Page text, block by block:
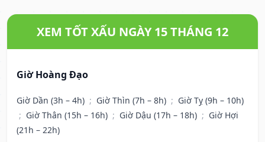
XEM TỐT XẤU NGÀY 15 THÁNG 12
Giờ Hoàng Đạo
Giờ Dần (3h – 4h) ; Giờ Thìn (7h – 8h) ; Giờ Tỵ (9h – 10h)
; Giờ Thân (15h – 16h) ; Giờ Dậu (17h – 18h) ; Giờ Hợi
(21h – 22h)